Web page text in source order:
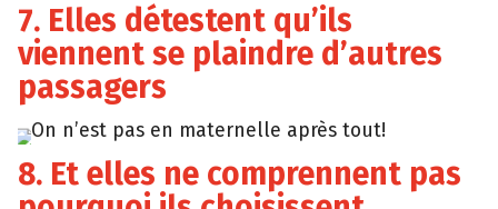
7. Elles détestent qu’ils
viennent se plaindre d’autres
passagers
Giphy
On n’est pas en maternelle après tout!
8. Et elles ne comprennent pas